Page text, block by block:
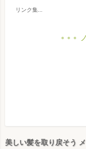
リンク集...
美しい髪を取り戻そう